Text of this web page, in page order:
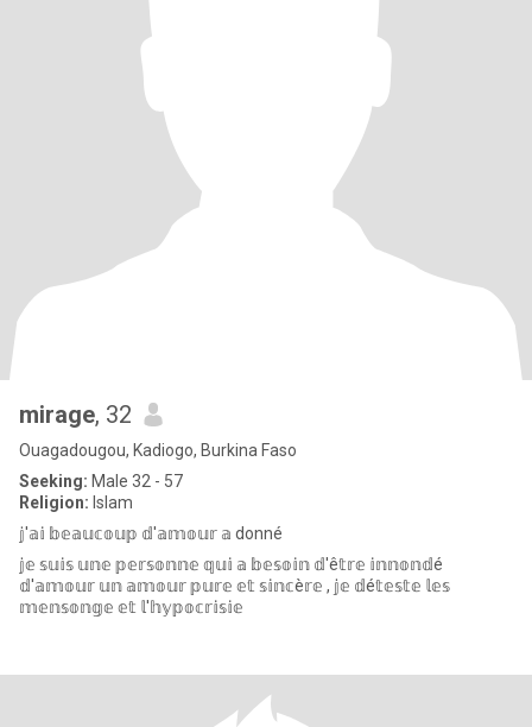
mirage, 32
Ouagadougou, Kadiogo, Burkina Faso
Seeking: Male 32 - 57
Religion: Islam
𝕛'𝕒𝕚 𝕓𝕖𝕒𝕦𝕔𝕠𝕦𝕡 𝕕'𝕒𝕞𝕠𝕦𝕣 𝕒 donné
𝕛𝕖 𝕤𝕦𝕚𝕤 𝕦𝕟𝕖 𝕡𝕖𝕣𝕤𝕠𝕟𝕟𝕖 𝕢𝕦𝕚 𝕒 𝕓𝕖𝕤𝕠𝕚𝕟 𝕕'ê𝕥𝕣𝕖 𝕚𝕟𝕟𝕠𝕟𝕕é
𝕕'𝕒𝕞𝕠𝕦𝕣 𝕦𝕟 𝕒𝕞𝕠𝕦𝕣 𝕡𝕦𝕣𝕖 𝕖𝕥 𝕤𝕚𝕟𝕔è𝕣𝕖 , 𝕛𝕖 𝕕é𝕥𝕖𝕤𝕥𝕖 𝕝𝕖𝕤
𝕞𝕖𝕟𝕤𝕠𝕟𝕘𝕖 𝕖𝕥 𝕝'𝕙𝕪𝕡𝕠𝕔𝕣𝕚𝕤𝕚𝕖